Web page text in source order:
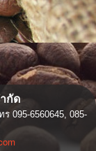
กัด
ร 095-6560645, 085-